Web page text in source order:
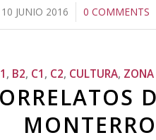
10 JUNIO 2016
/ 0 COMMENTS
/
, B2, C1 , C2, CULTURA, ZONA